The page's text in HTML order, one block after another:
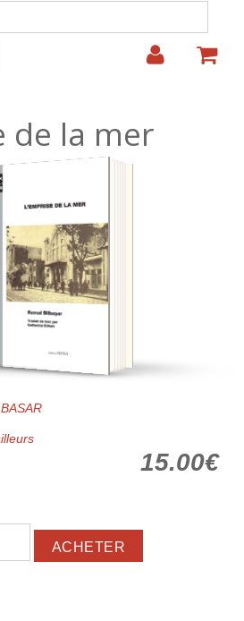
de recherche
de la mer
15.00€
15.00€